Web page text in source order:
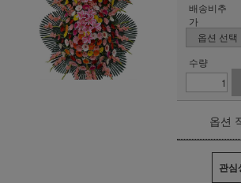
배송비추
가
수량
옵션
관심